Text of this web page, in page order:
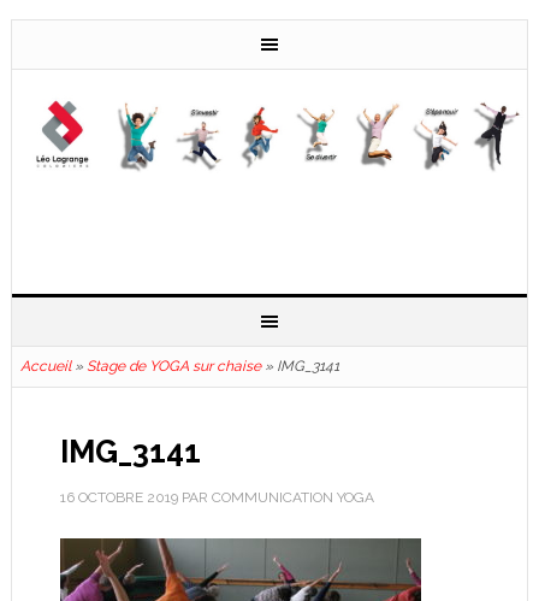
Accueil» Stage de YOGA sur chaise» IMG_3141
IMG_3141
16 OCTOBRE 2019PAR COMMUNICATION YOGA